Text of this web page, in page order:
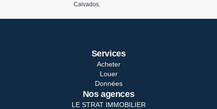
Calvados.
Services
Acheter
Louer
Données
Nos agences
LE STRAT IMMOBILIER